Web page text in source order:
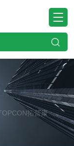
拓普康